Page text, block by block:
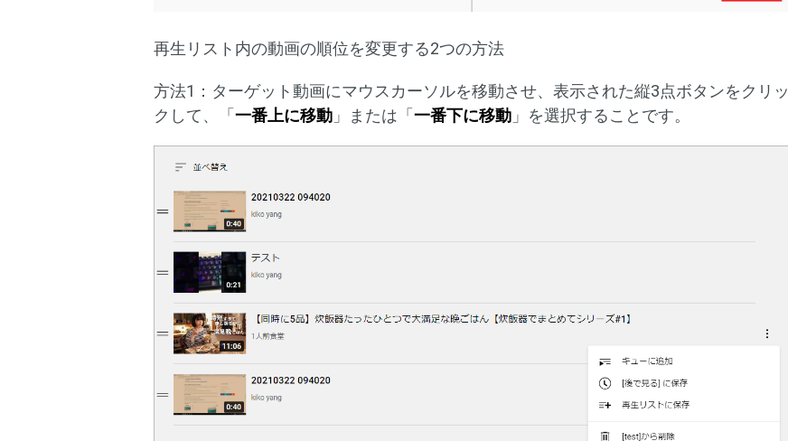
再生リスト内の動画の順位を変更する2つの方法
方法1：ターゲット動画にマウスカーソルを移動させ、表示された縦3点ボタンをクリッ
クして、「一番上に移動 」または「一番下に移動 」を選択することです。